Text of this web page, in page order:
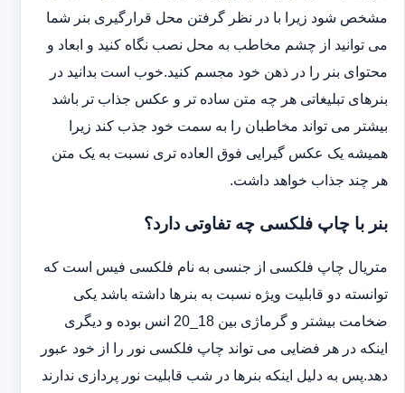
مشخص شود زیرا با در نظر گرفتن محل قرارگیری بنر شما
می توانید از چشم مخاطب به محل نصب نگاه کنید و ابعاد و
محتوای بنر را در ذهن خود مجسم کنید.خوب است بدانید در
بنرهای تبلیغاتی هر چه متن ساده تر و عکس جذاب تر باشد
بیشتر می تواند مخاطبان را به سمت خود جذب کند زیرا
همیشه یک عکس گیرایی فوق العاده تری نسبت به یک متن
هر چند جذاب خواهد داشت.
بنر با چاپ فلکسی چه تفاوتی دارد؟
متریال چاپ فلکسی از جنسی به نام فلکسی فیس است که
توانسته دو قابلیت ویژه نسبت به بنرها داشته باشد یکی
ضخامت بیشتر و گرماژی بین 18_20 انس بوده و دیگری
اینکه در هر فضایی می تواند چاپ فلکسی نور را از خود عبور
دهد.پس به دلیل اینکه بنرها در شب قابلیت نور پردازی ندارند